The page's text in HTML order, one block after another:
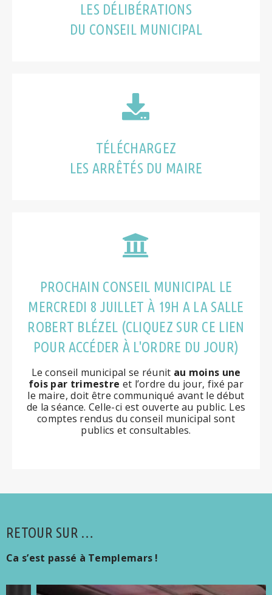
LES DÉLIBÉRATIONS
DU CONSEIL MUNICIPAL
TÉLÉCHARGEZ
LES ARRÊTÉS DU MAIRE
PROCHAIN CONSEIL MUNICIPAL LE
MERCREDI 8 JUILLET À 19H A LA SALLE
ROBERT BLÉZEL (CLIQUEZ SUR CE LIEN
POUR ACCÉDER À L'ORDRE DU JOUR)
Le conseil municipal se réunit au moins une
fois par trimestre et l’ordre du jour, fixé par
le maire, doit être communiqué avant le début
de la séance. Celle-ci est ouverte au public. Les
comptes rendus du conseil municipal sont
publics et consultables.
RETOUR SUR …
Ca s’est passé à Templemars !